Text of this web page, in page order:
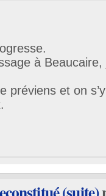
à
préviens et on